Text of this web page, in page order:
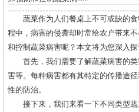
蔬菜作为人们餐桌上不可或缺的
程中，病害的侵袭却时常给农户带来
和控制蔬菜病害呢？本文将为您深入探
首先，我们需要了解蔬菜病害的
害等。每种病害都有其特定的传播途
性的防治。
接下来，我们来看一下不同类型